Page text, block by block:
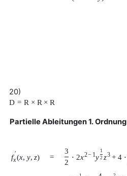
20)
D = R × R × R
Partielle Ableitungen 1. Ordnung
f ′
x(x, y, z) =
3
2
⋅ 2x2− 1y
1
2 z3 + 4 ⋅